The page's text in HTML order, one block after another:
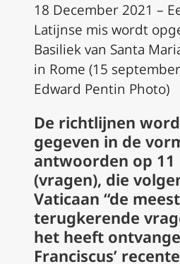
18 December 2021 –
Latijnse mis wordt
Basiliek van Santa
in Rome (15
Edward Pentin Photo)
De richtlijnen
gegeven in de
antwoorden op 11
(vragen), die
Vaticaan “de meest
terugkerende
het heeft
Franciscus’